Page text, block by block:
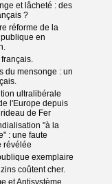
et lâcheté : des
?
réforme de la
en
français.
du mensonge : un
ultralibérale
l'Europe depuis
rideau de Fer
"à la
: une faute
révélée
exemplaire
coûtent cher.
et Antisystème